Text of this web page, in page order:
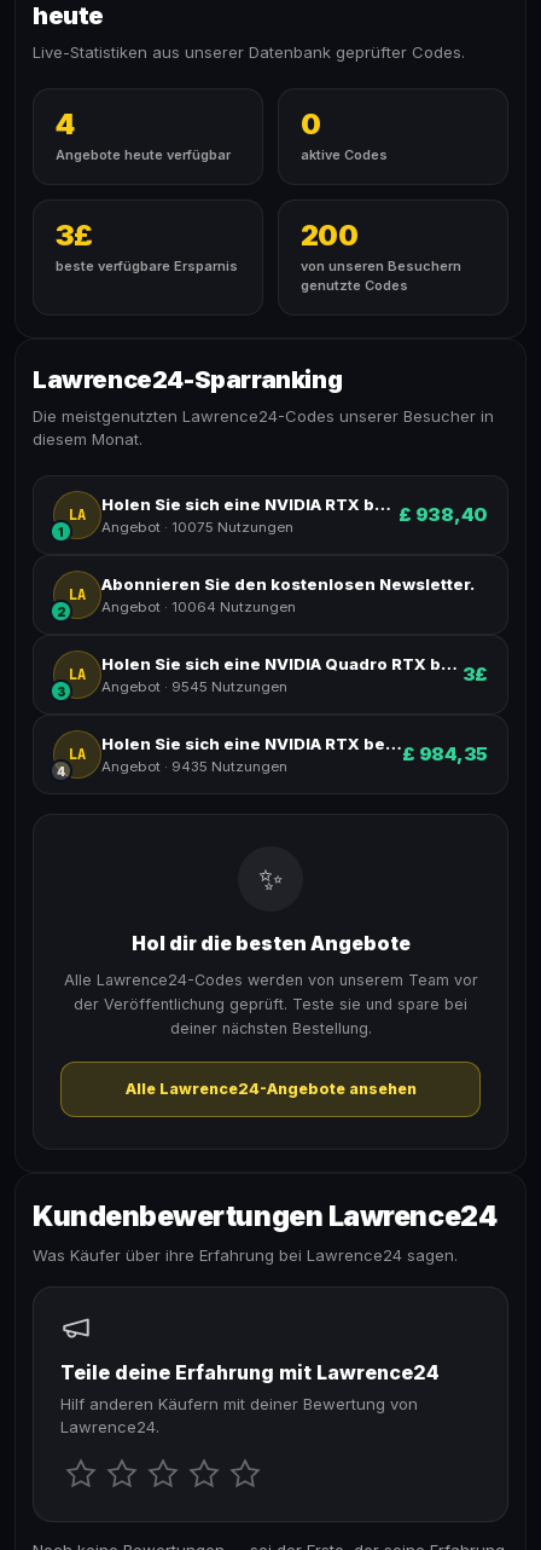
heute
Live-Statistiken aus unserer Datenbank geprüfter Codes.
4
Angebote heute verfügbar
0
aktive Codes
3£
beste verfügbare Ersparnis
200
von unseren Besuchern
genutzte Codes
Lawrence24-Sparranking
Die meistgenutzten Lawrence24-Codes unserer Besucher in
diesem Monat.
LA
1
Holen Sie sich eine NVIDIA RTX bei Lawrence24.
Angebot · 10075 Nutzungen
£ 938,40
LA
2
Abonnieren Sie den kostenlosen Newsletter.
Angebot · 10064 Nutzungen
LA
3
Holen Sie sich eine NVIDIA Quadro RTX bei Lawrence24.
Angebot · 9545 Nutzungen
3£
LA
4
Holen Sie sich eine NVIDIA RTX bei Lawrence24.
Angebot · 9435 Nutzungen
£ 984,35
✨
Hol dir die besten Angebote
Alle Lawrence24-Codes werden von unserem Team vor
der Veröffentlichung geprüft. Teste sie und spare bei
deiner nächsten Bestellung.
Alle Lawrence24-Angebote ansehen
Kundenbewertungen Lawrence24
Was Käufer über ihre Erfahrung bei Lawrence24 sagen.
Teile deine Erfahrung mit Lawrence24
Hilf anderen Käufern mit deiner Bewertung von
Lawrence24.